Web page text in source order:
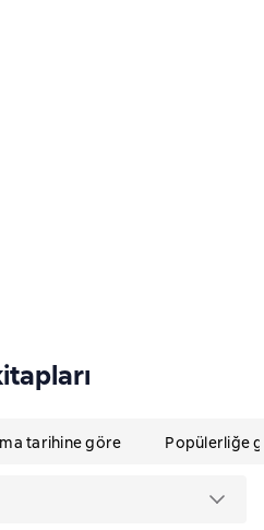
0 оценок
tarihine göre Popülerliğe